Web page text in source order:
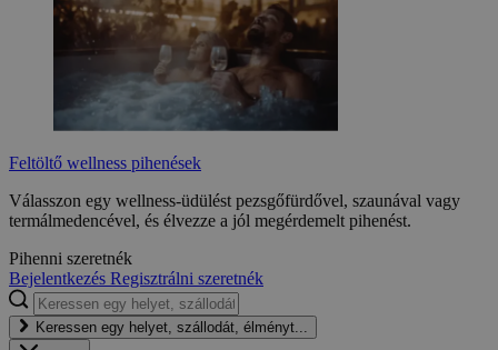
Feltöltő wellness pihenések
Válasszon egy wellness-üdülést pezsgőfürdővel, szaunával vagy
termálmedencével, és élvezze a jól megérdemelt pihenést.
Pihenni szeretnék
Bejelentkezés Regisztrálni szeretnék
Keressen egy helyet, szállodát, élményt...